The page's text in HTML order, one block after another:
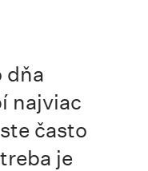
dňa
najviac
často
je